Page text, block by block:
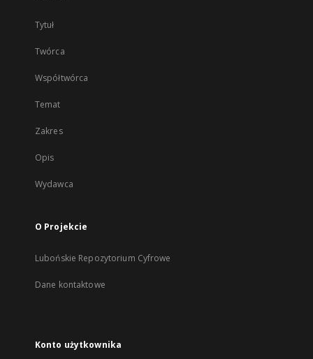
Tytuł
Twórca
Współtwórca
Temat
Zakres
Opis
Wydawca
O Projekcie
Lubońskie Repozytorium Cyfrowe
Dane kontaktowe
Konto użytkownika